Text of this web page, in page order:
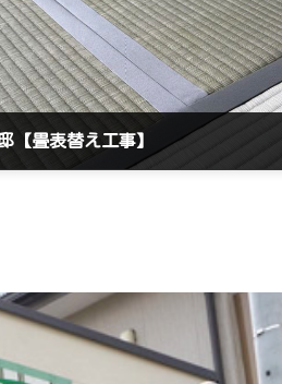
畳表替え工事】